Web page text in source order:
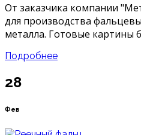
От заказчика компании
для производства
металла. Готовые
Подробнее
28
Фев